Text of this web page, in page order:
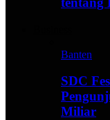
Banten
SDC
Miliar